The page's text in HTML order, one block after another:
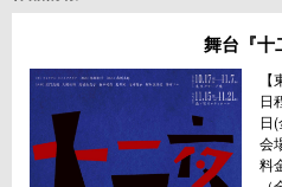
舞台『十
日
日(
会
料